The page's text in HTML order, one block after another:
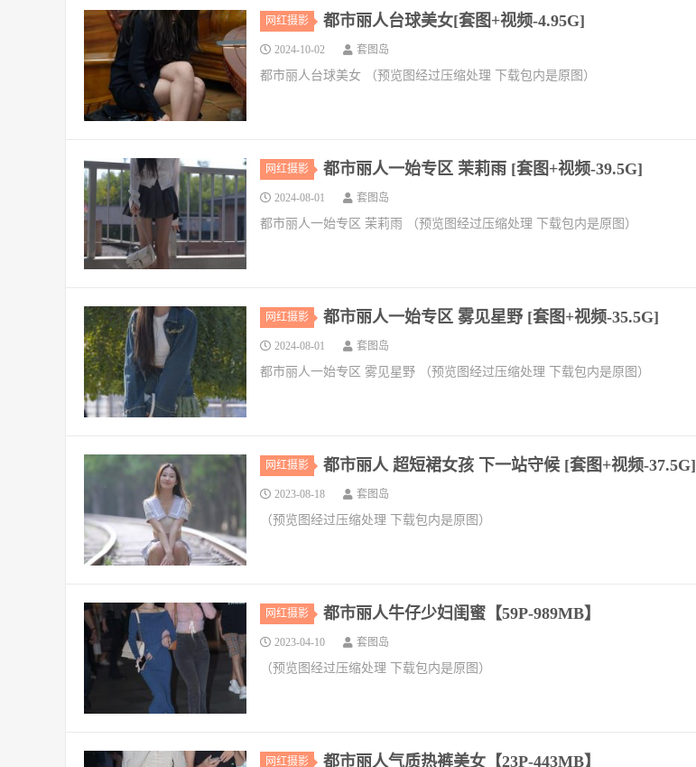
网红摄影 都市丽人台球美女[套图+视频-4.95G]
2024-10-02 套图岛
都市丽人台球美女 （预览图经过压缩处理 下载包内是原图）
网红摄影 都市丽人一始专区 茉莉雨 [套图+视频-39.5G]
2024-08-01 套图岛
都市丽人一始专区 茉莉雨 （预览图经过压缩处理 下载包内是原图）
网红摄影 都市丽人一始专区 雾见星野 [套图+视频-35.5G]
2024-08-01 套图岛
都市丽人一始专区 雾见星野 （预览图经过压缩处理 下载包内是原图）
网红摄影 都市丽人 超短裙女孩 下一站守候 [套图+视频-37.5G]
2023-08-18 套图岛
（预览图经过压缩处理 下载包内是原图）
网红摄影 都市丽人牛仔少妇闺蜜【59P-989MB】
2023-04-10 套图岛
（预览图经过压缩处理 下载包内是原图）
网红摄影 都市丽人气质热裤美女【23P-443MB】